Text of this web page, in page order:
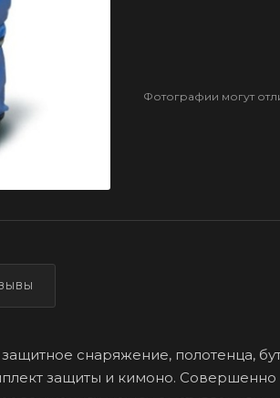
Фотографии могут
снаряжение, полотенца,
защиты и кимоно. Совершенно